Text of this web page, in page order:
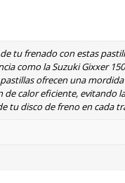
tu frenado con estas
como la Suzuki Gixxer
ofrecen una
de calor eficiente, evitando
tu disco de freno en cada